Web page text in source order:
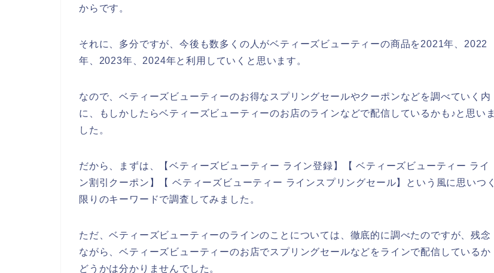
からです。
それに、多分ですが、今後も数多くの人がベティーズビューティーの商品を2021年、2022
年、2023年、2024年と利用していくと思います。
なので、ベティーズビューティーのお得なスプリングセールやクーポンなどを調べていく内
に、もしかしたらベティーズビューティーのお店のラインなどで配信しているかも♪と思いま
した。
だから、まずは、【ベティーズビューティー ライン登録】【 ベティーズビューティー ライ
ン割引クーポン】【 ベティーズビューティー ラインスプリングセール】という風に思いつく
限りのキーワードで調査してみました。
ただ、ベティーズビューティーのラインのことについては、徹底的に調べたのですが、残念
ながら、ベティーズビューティーのお店でスプリングセールなどをラインで配信しているか
どうかは分かりませんでした。